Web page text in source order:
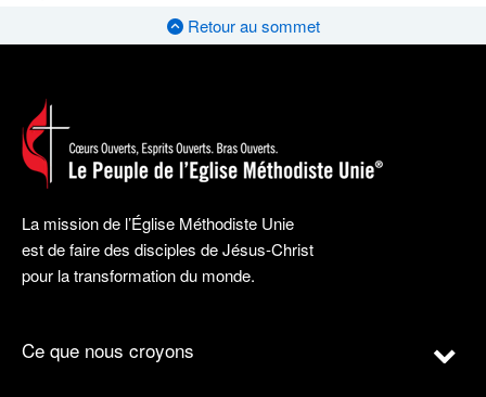
Retour au sommet
La mission de l’Église Méthodiste Unie
est de faire des disciples de Jésus-Christ
pour la transformation du monde.
Ce que nous croyons